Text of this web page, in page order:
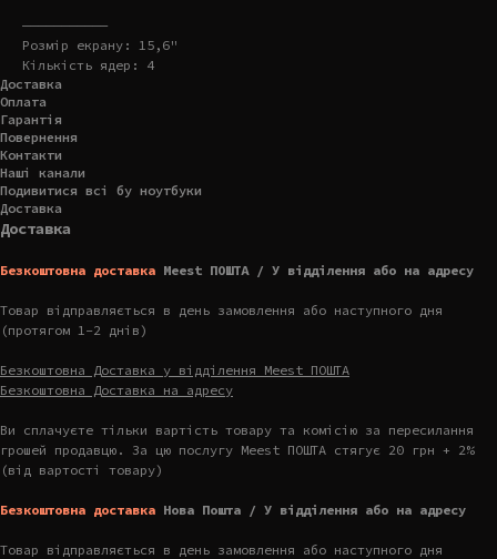
———————————
Розмір екрану: 15,6"
Кількість ядер: 4
Доставка
Оплата
Гарантія
Повернення
Контакти
Наші канали
Подивитися всі бу ноутбуки
Доставка
Доставка
Безкоштовна доставка Meest ПОШТА / У відділення або на адресу
Товар відправляється в день замовлення або наступного дня
(протягом 1-2 днів)
Безкоштовна Доставка у відділення Meest ПОШТА
Безкоштовна Доставка на адресу
Ви сплачуєте тільки вартість товару та комісію за пересилання
грошей продавцю. За цю послугу Meest ПОШТА стягує 20 грн + 2%
(від вартості товару)
Безкоштовна доставка Нова Пошта / У відділення або на адресу
Товар відправляється в день замовлення або наступного дня